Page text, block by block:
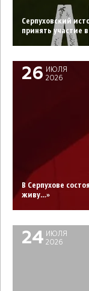
Серпуховский
принять участие
26
ИЮЛЯ
2026
В Серпухове
живу…»
24 ИЮЛЯ
2026